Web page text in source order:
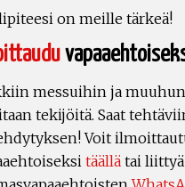
on meille tärkeä!
messuihin ja
tekijöitä. Saat
Voit
täällä tai liittyä